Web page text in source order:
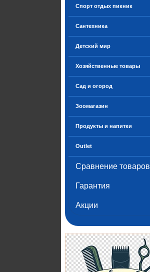
Спорт отдых пикник
Сантехника
Детский мир
Хозяйственные товары
Сад и огород
Зоомагазин
Продукты и напитки
Outlet
Сравнение товаров
Гарантия
Акции